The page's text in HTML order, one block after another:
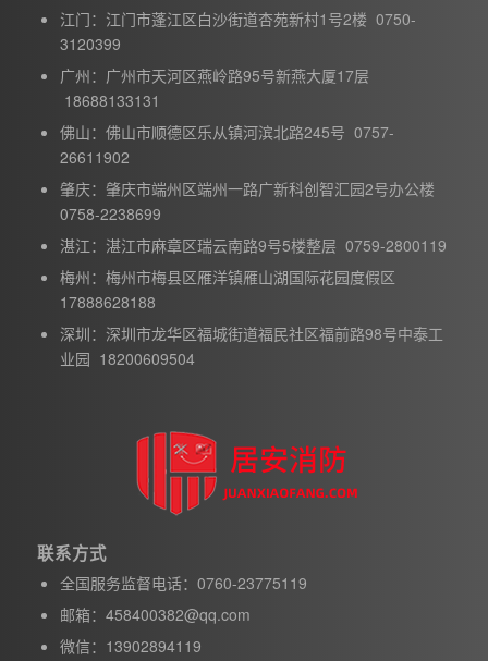
江门：江门市蓬江区白沙街道杏苑新村1号2楼 0750-
3120399
广州：广州市天河区燕岭路95号新燕大厦17层
18688133131
佛山：佛山市顺德区乐从镇河滨北路245号 0757-
26611902
肇庆：肇庆市端州区端州一路广新科创智汇园2号办公楼
0758-2238699
湛江：湛江市麻章区瑞云南路9号5楼整层 0759-2800119
梅州：梅州市梅县区雁洋镇雁山湖国际花园度假区
17888628188
深圳：深圳市龙华区福城街道福民社区福前路98号中泰工
业园 18200609504
联系方式
全国服务监督电话：0760-23775119
邮箱：458400382@qq.com
微信：13902894119